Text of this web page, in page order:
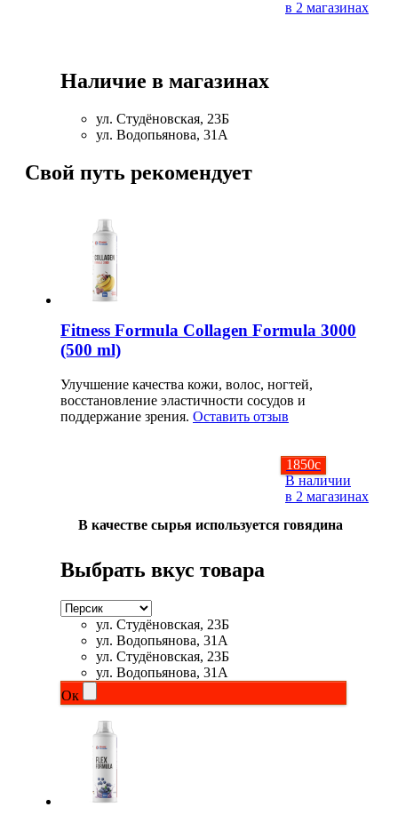
в 2 магазинах
Наличие в магазинах
ул. Студёновская, 23Б
ул. Водопьянова, 31А
Свой путь рекомендует
1850c
В наличии
в 2 магазинах
Fitness Formula Collagen Formula 3000
(500 ml)
Улучшение качества кожи, волос, ногтей,
восстановление эластичности сосудов и
поддержание зрения. Оставить отзыв
В качестве сырья используется говядина
Выбрать вкус товара
ул. Студёновская, 23Б
ул. Водопьянова, 31А
ул. Студёновская, 23Б
ул. Водопьянова, 31А
Ок